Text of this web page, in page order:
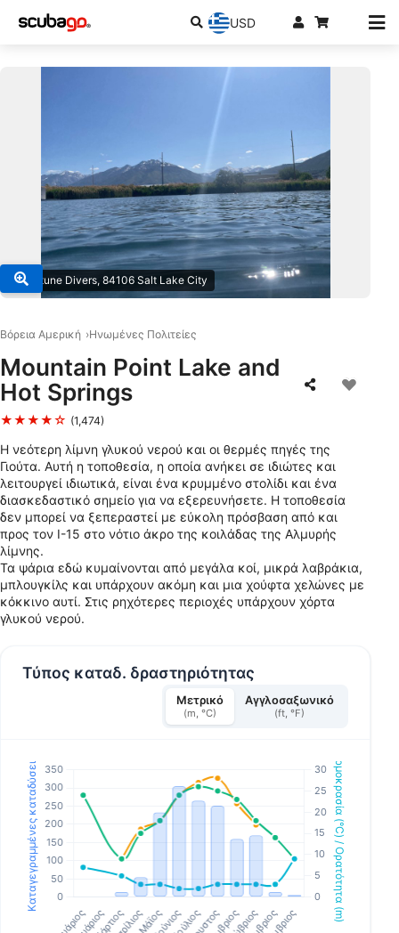
USD
© Neptune Divers, 84106 Salt Lake City
Βόρεια Αμερική Ηνωμένες Πολιτείες
Mountain Point Lake and
Hot Springs
★★★★☆ (1,474)
Η νεότερη λίμνη γλυκού νερού και οι θερμές πηγές της
Γιούτα. Αυτή η τοποθεσία, η οποία ανήκει σε ιδιώτες και
λειτουργεί ιδιωτικά, είναι ένα κρυμμένο στολίδι και ένα
διασκεδαστικό σημείο για να εξερευνήσετε. Η τοποθεσία
δεν μπορεί να ξεπεραστεί με εύκολη πρόσβαση από και
προς τον I-15 στο νότιο άκρο της κοιλάδας της Αλμυρής
λίμνης.
Τα ψάρια εδώ κυμαίνονται από μεγάλα κοί, μικρά λαβράκια,
μπλουγκίλς και υπάρχουν ακόμη και μια χούφτα χελώνες με
κόκκινο αυτί. Στις ρηχότερες περιοχές υπάρχουν χόρτα
γλυκού νερού.
Τύπος καταδ. δραστηριότητας
Μετρικό
(m, °C)
Αγγλοσαξωνικό
(ft, °F)